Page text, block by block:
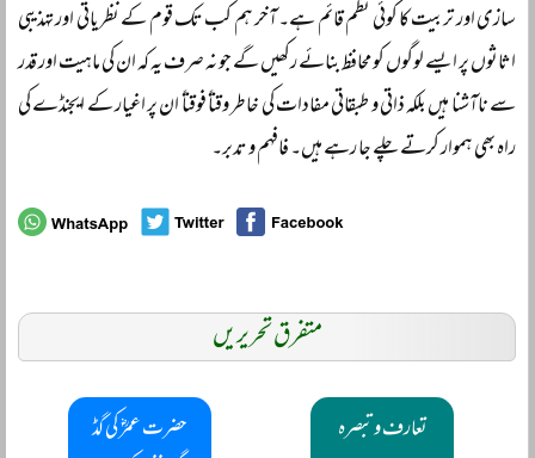
سازی اور تربیت کا کوئی نظم قائم ہے۔ آخر ہم کب تک قوم کے نظریاتی اور تہذیبی
اثاثوں پر ایسے لوگوں کو محافظ بنائے رکھیں گے جو نہ صرف یہ کہ ان کی ماہیت اور قدر
سے ناآشنا ہیں بلکہ ذاتی و طبقاتی مفادات کی خاطر وقتاً فوقتاً ان پر اغیار کے ایجنڈے کی
راہ بھی ہموار کرتے چلے جا رہے ہیں۔ فافہم و تدبر۔
متفرق تحریریں
تعارف و تبصرہ
حضرت عمرؓ کی گڈ